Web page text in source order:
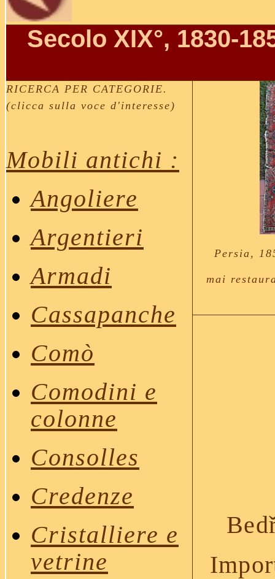
Secolo XIX°, 1830-
RICERCA PER CATEGORIE.
(clicca sulla voce d'interesse)
Mobili antichi :
Angoliere
Argentieri
Armadi
Cassapanche
Comò
Comodini e
colonne
Consolles
Credenze
Cristalliere e
vetrine
Persia,
mai